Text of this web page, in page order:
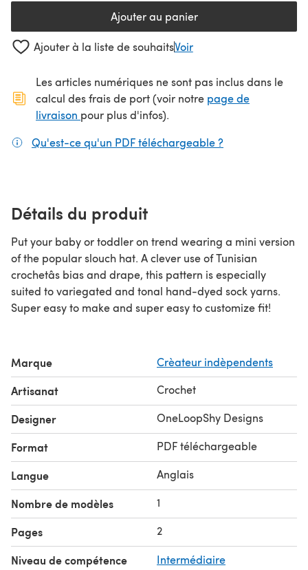
Ajouter au panier
Ajouter à la liste de souhaitsVoir
Les articles numériques ne sont pas inclus dans le
calcul des frais de port (voir notre page de
livraison (s'ouvre dans un nouvel onglet)
pour plus d'infos).
Qu'est-ce qu'un PDF téléchargeable ?
Détails du produit
Put your baby or toddler on trend wearing a mini version
of the popular slouch hat. A clever use of Tunisian
crochetâs bias and drape, this pattern is especially
suited to variegated and tonal hand-dyed sock yarns.
Super easy to make and super easy to customize fit!
Marque Crèateur indèpendents
Artisanat Crochet
Designer OneLoopShy Designs
Format PDF téléchargeable
Langue Anglais
Nombre de modèles 1
Pages 2
Niveau de compétence Intermédiaire